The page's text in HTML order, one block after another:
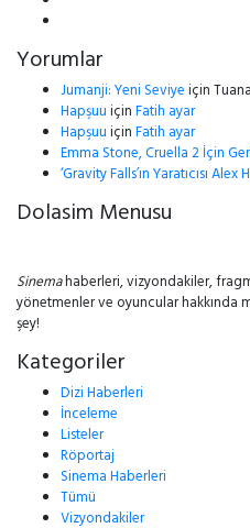
Yorumlar
Jumanji: Yeni Seviyeiçin
HapşuuiçinFatih ayar
HapşuuiçinFatih ayar
Emma Stone, Cruella 2 İçin
‘Gravity Falls’ın Yaratıcısı
Dolasim Menusu
Sinemahaberleri, vizyondakiler,
yönetmenler ve oyuncular hakkında
şey!
Kategoriler
Dizi Haberleri
İnceleme
Listeler
Röportaj
Sinema Haberleri
Tümü
Vizyondakiler